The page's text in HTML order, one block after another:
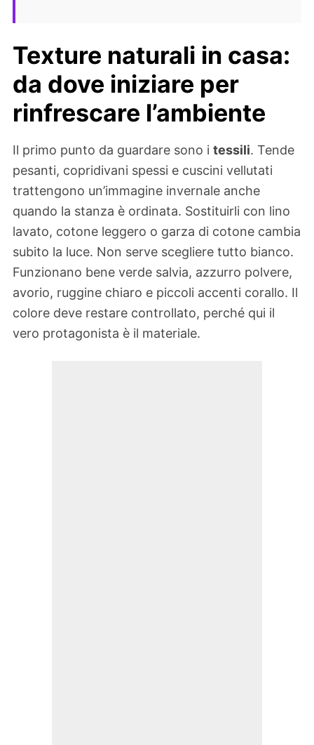
Texture naturali in casa:
da dove iniziare per
rinfrescare l’ambiente
Il primo punto da guardare sono i tessili. Tende
pesanti, copridivani spessi e cuscini vellutati
trattengono un’immagine invernale anche
quando la stanza è ordinata. Sostituirli con lino
lavato, cotone leggero o garza di cotone cambia
subito la luce. Non serve scegliere tutto bianco.
Funzionano bene verde salvia, azzurro polvere,
avorio, ruggine chiaro e piccoli accenti corallo. Il
colore deve restare controllato, perché qui il
vero protagonista è il materiale.